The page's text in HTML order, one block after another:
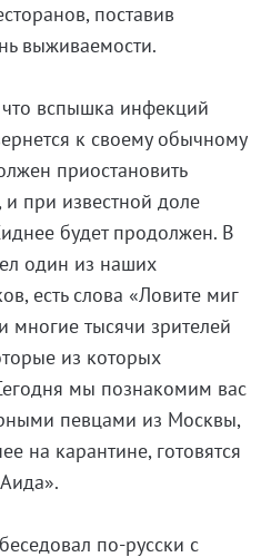
поставив
выживаемости.
вспышка инфекций
к своему обычному
приостановить
и при известной доле
будет продолжен. В
один из наших
есть слова «Ловите миг
многие тысячи зрителей
из которых
мы познакомим вас
певцами из Москвы,
на карантине, готовятся
по-русски с